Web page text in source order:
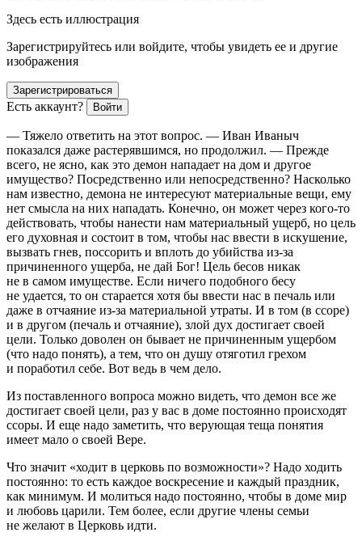
Здесь есть иллюстрация
Зарегистрируйтесь или войдите, чтобы увидеть ее и другие
изображения
Зарегистрироваться
Есть аккаунт? Войти
— Тяжело ответить на этот вопрос. — Иван Иваныч
показался даже растерявшимся, но продолжил. — Прежде
всего, не ясно, как это демон нападает на дом и другое
имущество? Посредственно или непосредственно? Насколько
нам известно, демона не интересуют материальные вещи, ему
нет смысла на них нападать. Конечно, он может через кого-то
действовать, чтобы нанести нам материальный ущерб, но цель
его духовная и состоит в том, чтобы нас ввести в искушение,
вызвать гнев, поссорить и вплоть до убийства из-за
причиненного ущерба, не дай Бог! Цель бесов никак
не в самом имуществе. Если ничего подобного бесу
не удается, то он старается хотя бы ввести нас в печаль или
даже в отчаяние из-за материальной утраты. И в том (в ссоре)
и в другом (печаль и отчаяние), злой дух достигает своей
цели. Только доволен он бывает не причиненным ущербом
(что надо понять), а тем, что он душу отяготил грехом
и поработил себе. Вот ведь в чем дело.
Из поставленного вопроса можно видеть, что демон все же
достигает своей цели, раз у вас в доме постоянно происходят
ссоры. И еще надо заметить, что верующая теща понятия
имеет мало о своей Вере.
Что значит «ходит в церковь по возможности»? Надо ходить
постоянно: то есть каждое воскресение и каждый праздник,
как минимум. И молиться надо постоянно, чтобы в доме мир
и любовь царили. Тем более, если другие члены семьи
не желают в Церковь идти.